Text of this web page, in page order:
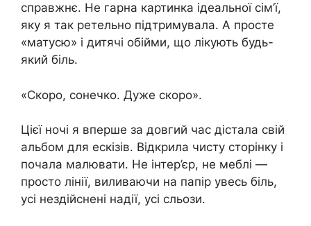
справжнє. Не гарна картинка ідеальної сім’ї,
яку я так ретельно підтримувала. А просте
«матусю» і дитячі обійми, що лікують будь-
який біль.
«Скоро, сонечко. Дуже скоро».
Цієї ночі я вперше за довгий час дістала свій
альбом для ескізів. Відкрила чисту сторінку і
почала малювати. Не інтер’єр, не меблі —
просто лінії, виливаючи на папір увесь біль,
усі нездійснені надії, усі сльози.